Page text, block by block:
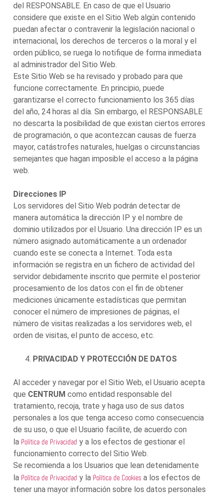
del RESPONSABLE. En caso de que el Usuario
considere que existe en el Sitio Web algún contenido
puedan afectar o contravenir la legislación nacional o
internacional, los derechos de terceros o la moral y el
orden público, se ruega lo notifique de forma inmediata
al administrador del Sitio Web.
Este Sitio Web se ha revisado y probado para que
funcione correctamente. En principio, puede
garantizarse el correcto funcionamiento los 365 días
del año, 24 horas al día. Sin embargo, el RESPONSABLE
no descarta la posibilidad de que existan ciertos errores
de programación, o que acontezcan causas de fuerza
mayor, catástrofes naturales, huelgas o circunstancias
semejantes que hagan imposible el acceso a la página
web.
Direcciones IP
Los servidores del Sitio Web podrán detectar de
manera automática la dirección IP y el nombre de
dominio utilizados por el Usuario. Una dirección IP es un
número asignado automáticamente a un ordenador
cuando este se conecta a Internet. Toda esta
información se registra en un fichero de actividad del
servidor debidamente inscrito que permite el posterior
procesamiento de los datos con el fin de obtener
mediciones únicamente estadísticas que permitan
conocer el número de impresiones de páginas, el
número de visitas realizadas a los servidores web, el
orden de visitas, el punto de acceso, etc.
PRIVACIDAD Y PROTECCIÓN DE DATOS
Al acceder y navegar por el Sitio Web, el Usuario acepta
que CENTRUM como entidad responsable del
tratamiento, recoja, trate y haga uso de sus datos
personales a los que tenga acceso como consecuencia
de su uso, o que el Usuario facilite, de acuerdo con
la Política de Privacidad y a los efectos de gestionar el
funcionamiento correcto del Sitio Web.
Se recomienda a los Usuarios que lean detenidamente
la Política de Privacidad y la Política de Cookiesa los efectos de
tener una mayor información sobre los datos personales